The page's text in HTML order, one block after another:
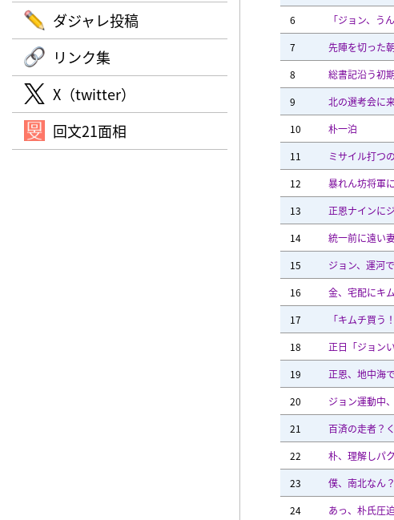
ダジャレ投稿
リンク集
X（twitter）
回文21面相
6
「ジョン、う
7
先陣を切った
8
総書記沿う初期
9
北の選考会に
10
朴一泊
11
ミサイル打つ
12
暴れん坊将軍
13
正恩ナインに
14
統一前に遠い
15
ジョン、運河
16
金、宅配にキ
17
「キムチ買う
18
正日「ジョン
19
正恩、地中海
20
ジョン運動中
21
百済の走者？
22
朴、理解しパ
23
僕、南北なん？
24
あっ、朴氏圧